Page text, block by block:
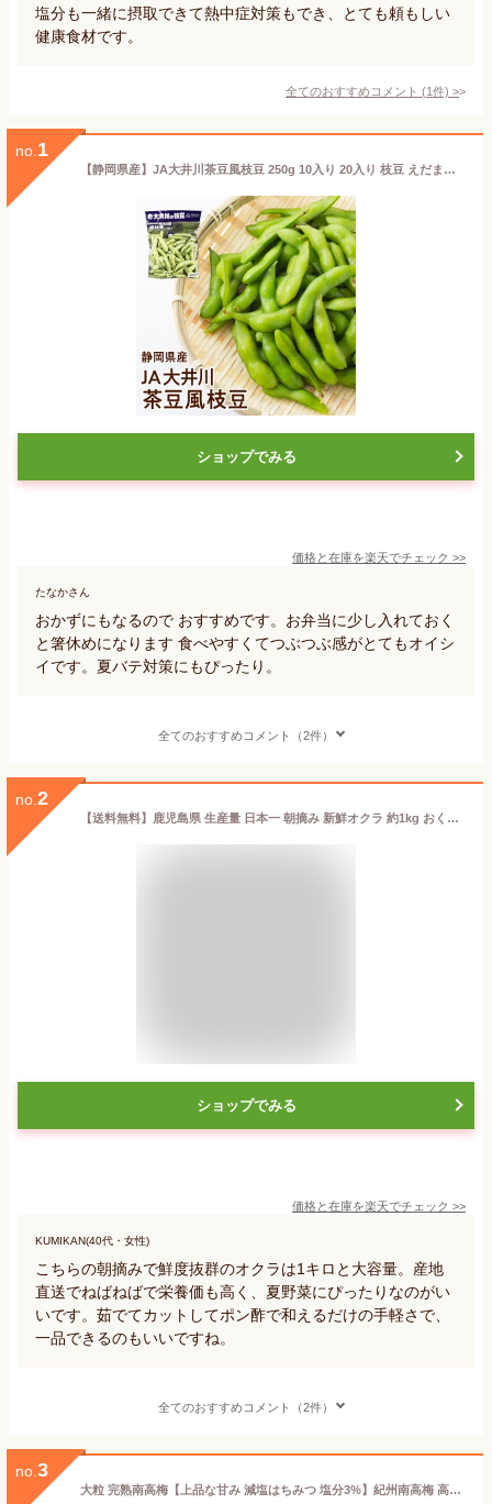
塩分も一緒に摂取できて熱中症対策もでき、とても頼もしい
健康食材です。
全てのおすすめコメント (1件) >
no. 1
【静岡県産】JA大井川茶豆風枝豆 250g 10入り 20入り 枝豆 えだまめ おつまみ ご家庭 送料無料
ショップでみる
価格と在庫を楽天でチェック >>
たなかさん
おかずにもなるので おすすめです。お弁当に少し入れておく
と箸休めになります 食べやすくてつぶつぶ感がとてもオイシ
イです。夏バテ対策にもぴったり。
全てのおすすめコメント（2件）
no. 2
【送料無料】鹿児島県 生産量 日本一 朝摘み 新鮮オクラ 約1kg おくら 産地直送 野菜 鹿児島 指宿市 新鮮 大容量 アグリスタイル オクラ水 おくら オクラウォーター ギフト プレゼント 旬 野菜 旬野菜 贈答 贈り物 母の日 父の日
ショップでみる
価格と在庫を楽天でチェック >>
KUMIKAN(40代・女性)
こちらの朝摘みで鮮度抜群のオクラは1キロと大容量。産地
直送でねばねばで栄養価も高く、夏野菜にぴったりなのがい
いです。茹でてカットしてポン酢で和えるだけの手軽さで、
一品できるのもいいですね。
全てのおすすめコメント（2件）
no. 3
大粒 完熟南高梅【上品な甘み 減塩はちみつ 塩分3%】紀州南高梅 高級 梅干し つぶれ梅 低塩 はちみつ味 400g / 400g×1個 蜂蜜漬け梅干し